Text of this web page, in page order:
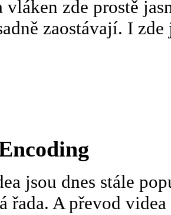
vláken zde prostě
zaostávají. I
jsou dnes stále
řada. A převod